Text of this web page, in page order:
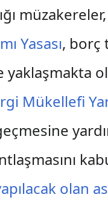
Yasası, borç
yaklaşmakta
Mükellefi
olan